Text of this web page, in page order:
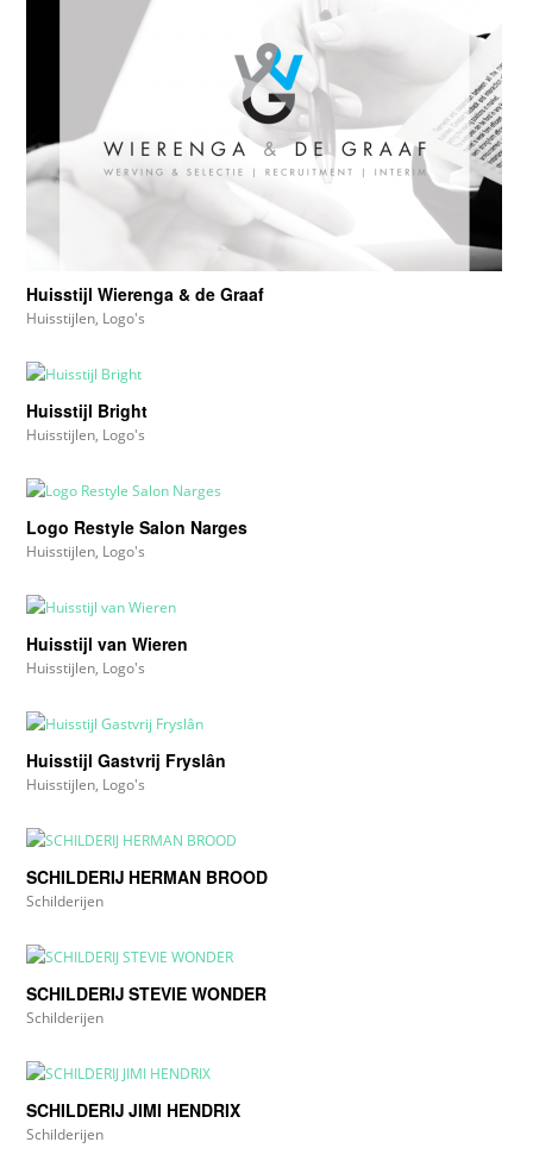
Huisstijl Wierenga & de Graaf
Huisstijlen, Logo's
Huisstijl Bright
Huisstijlen, Logo's
Logo Restyle Salon Narges
Huisstijlen, Logo's
Huisstijl van Wieren
Huisstijlen, Logo's
Huisstijl Gastvrij Fryslân
Huisstijlen, Logo's
SCHILDERIJ HERMAN BROOD
Schilderijen
SCHILDERIJ STEVIE WONDER
Schilderijen
SCHILDERIJ JIMI HENDRIX
Schilderijen